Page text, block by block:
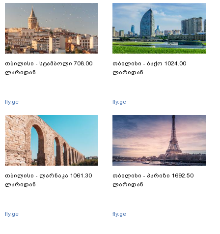
თბილისი - სტამბოლი 708.00
ლარიდან
fly.ge
თბილისი - ლარნაკა 1061.30
ლარიდან
fly.ge
თბილისი - ბაქო 1024.00
ლარიდან
fly.ge
თბილისი - პარიზი 1692.50
ლარიდან
fly.ge